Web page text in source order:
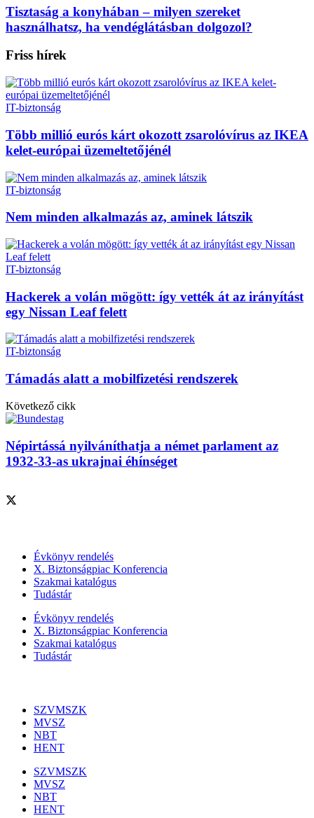
Tisztaság a konyhában – milyen szereket
használhatsz, ha vendéglátásban dolgozol?
Friss hírek
IT-biztonság
Több millió eurós kárt okozott zsarolóvírus az IKEA
kelet-európai üzemeltetőjénél
IT-biztonság
Nem minden alkalmazás az, aminek látszik
IT-biztonság
Hackerek a volán mögött: így vették át az irányítást
egy Nissan Leaf felett
IT-biztonság
Támadás alatt a mobilfizetési rendszerek
Következő cikk
Népirtássá nyilváníthatja a német parlament az
1932-33-as ukrajnai éhínséget
Évkönyv rendelés
X. Biztonságpiac Konferencia
Szakmai katalógus
Tudástár
Évkönyv rendelés
X. Biztonságpiac Konferencia
Szakmai katalógus
Tudástár
SZVMSZK
MVSZ
NBT
HENT
SZVMSZK
MVSZ
NBT
HENT